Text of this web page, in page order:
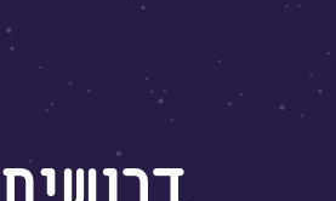
אירועים